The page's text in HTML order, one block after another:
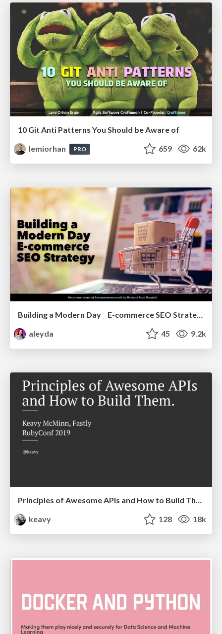
10 Git Anti Patterns You Should be Aware of
lemiorhan
PRO 659 62k
Building a Modern Day E-commerce SEO Strategy
aleyda
45 9.2k
Principles of Awesome APIs and How to Build Them.
keavy
128 18k